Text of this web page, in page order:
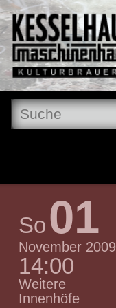
So01
November 2009
14:00
Weitere
Innenhöfe